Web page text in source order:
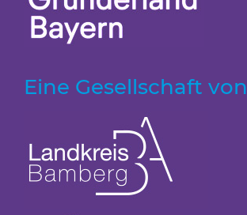
Eine Gesellschaft von